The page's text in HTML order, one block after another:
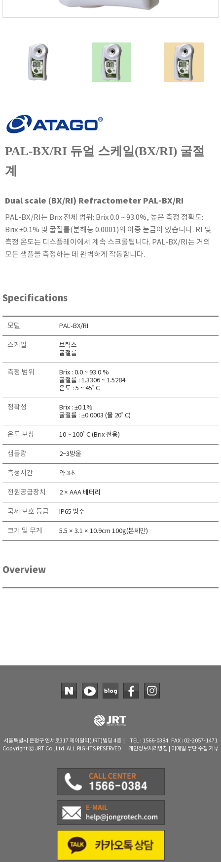
Global Water(GWI)
GREISINGER
HEIDON
IMV
INFICON
INSMARK
KETT
KORNO
KYORITSU
Martens (GHM Group)
MITSUBOSHI
OKANO WORKS
PARTICLE PLUS
PEAK TECH
Pyxis
RION
RIXEN
SaveCoat
Schaller (Humimeter)
SENSECA
Sensortechnikk Meinsberg
SENTEST
SENTRY
SHINAGAWA
SIMCO
SNDWAY
TENMARS
TFA Dostmann
TSI
UNITTA
PAL-BX/RI 듀얼 스케일(BX/RI) 굴절
계
Dual scale (BX/RI) Refractometer PAL-BX/RI
PAL-BX/RI는 Brix 전체 범위: Brix 0.0 ~ 93.0%, 높은 측정 정확도:
Brix ±0.1% 및 굴절률(분해능 0.0001)의 이중 눈금이 있습니다. RI 및
측정 온도는 디스플레이에서 계속 스크롤됩니다. PAL-BX/RI는 거의
모든 샘플을 측정하는 데 완벽하게 작동합니다.
Specifications
모델 PAL-BX/RI
스케일
브릭스
굴절률
측정 범위
Brix : 0.0 ~ 93.0 %
굴절률 : 1.3306 ~ 1.5284
온도 : 5 ~ 45ﾟC
정확성
Brix : ±0.1%
굴절률 : ±0.0003 (물 20ﾟC)
온도 보상 10 ~ 100ﾟC (Brix 전용)
샘플량 2~3방울
측정시간 약 3초
전원공급장치 2 × AAA 배터리
국제 보호 등급 IP65 방수
크기 및 무게 5.5 × 3.1 × 10.9cm 100g(본체만)
Overview
서울특별시 은평구 연서로317 제이알티(JRT)빌딩 4층 | TEL : 1566-0384 FAX : 02-2057-1471
Copyright ⓒ JRT Co.,Ltd. ALL RIGHTS RESERVED 개인정보처리방침 이메일 무단 수집 거부